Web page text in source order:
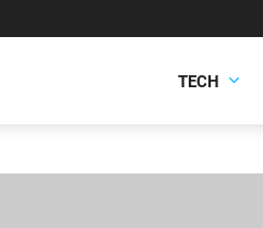
TECH